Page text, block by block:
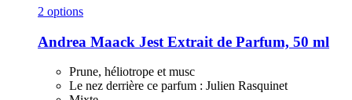
2 options
Andrea Maack Jest Extrait de Parfum, 50 ml
Prune, héliotrope et musc
Le nez derrière ce parfum : Julien Rasquinet